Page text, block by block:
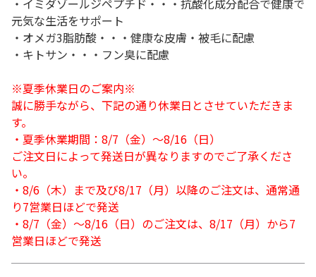
・イミダゾールジペプチド・・・抗酸化成分配合で健康で
元気な生活をサポート
・オメガ3脂肪酸・・・健康な皮膚・被毛に配慮
・キトサン・・・フン臭に配慮
※夏季休業日のご案内※
誠に勝手ながら、下記の通り休業日とさせていただきま
す。
・夏季休業期間：8/7（金）～8/16（日）
ご注文日によって発送日が異なりますのでご了承くださ
い。
・8/6（木）まで及び8/17（月）以降のご注文は、通常通
り7営業日ほどで発送
・8/7（金）～8/16（日）のご注文は、8/17（月）から7
営業日ほどで発送